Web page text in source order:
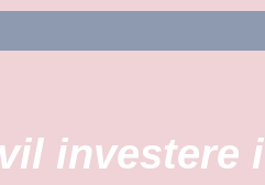
investere i